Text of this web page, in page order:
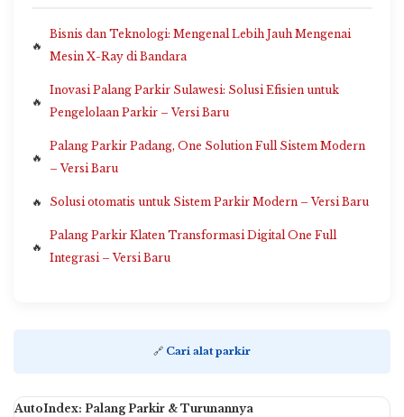
Bisnis dan Teknologi: Mengenal Lebih Jauh Mengenai
Mesin X-Ray di Bandara
Inovasi Palang Parkir Sulawesi: Solusi Efisien untuk
Pengelolaan Parkir – Versi Baru
Palang Parkir Padang, One Solution Full Sistem Modern
– Versi Baru
Solusi otomatis untuk Sistem Parkir Modern – Versi Baru
Palang Parkir Klaten Transformasi Digital One Full
Integrasi – Versi Baru
🔗 Cari alat parkir
AutoIndex: Palang Parkir & Turunannya